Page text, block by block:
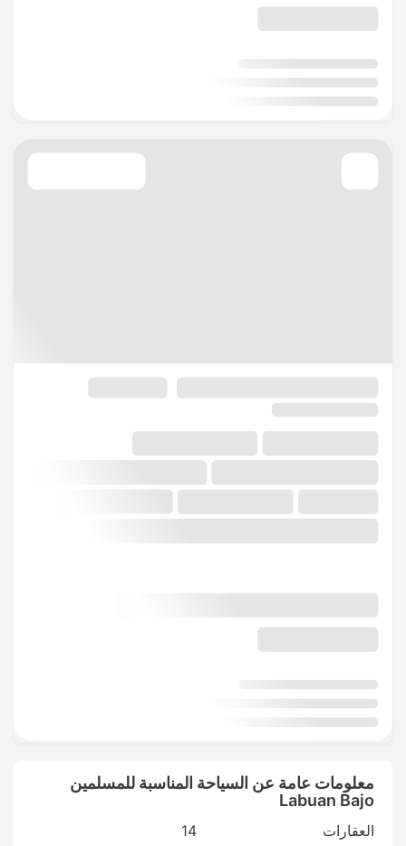
معلومات عامة عن السياحة المناسبة للمسلمين
Labuan Bajo
العقارات
14